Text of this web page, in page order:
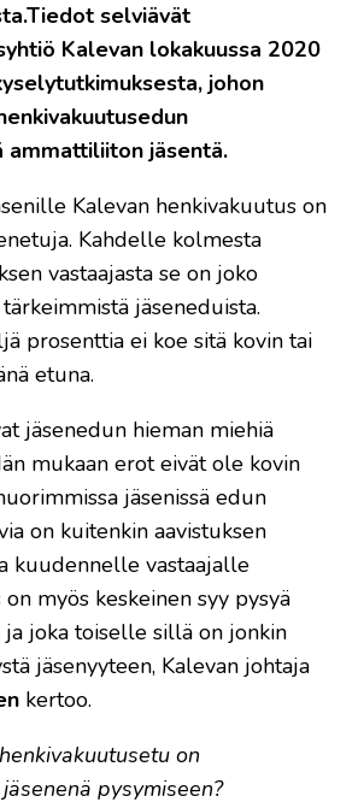
selviävät
Kalevan lokakuussa 2020
johon
ammattiliiton jäsentä.
Kalevan henkivakuutus on
Kahdelle kolmesta
vastaajasta se on joko
jäseneduista.
prosenttia ei koe sitä kovin tai
etuna.
jäsenedun hieman miehiä
mukaan erot eivät ole kovin
jäsenissä edun
on kuitenkin aavistuksen
kuudennelle vastaajalle
myös keskeinen syy pysyä
ja joka toiselle sillä on jonkin
jäsenyyteen, Kalevan johtaja
kertoo.
on
pysymiseen?